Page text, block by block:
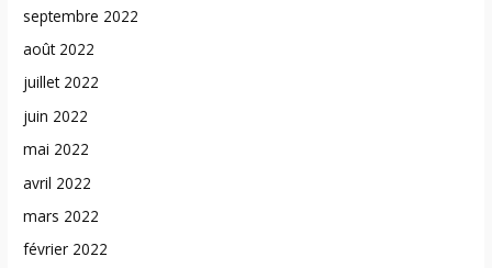
septembre 2022
août 2022
juillet 2022
juin 2022
mai 2022
avril 2022
mars 2022
février 2022